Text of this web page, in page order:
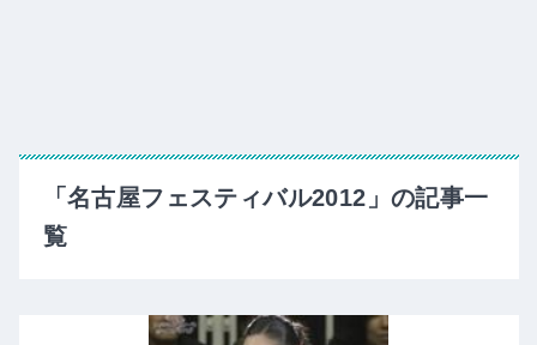
「名古屋フェスティバル2012」の記事一
覧